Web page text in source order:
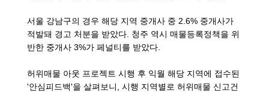
서울 강남구의 경우 해당 지역 중개사 중 2.6% 중개사가
적발돼 경고 처분을 받았다. 청주 역시 매물등록정책을 위
반한 중개사 3%가 페널티를 받았다.
허위매물 아웃 프로젝트 시행 후 익월 해당 지역에 접수된
'안심피드백'을 살펴보니, 시행 지역별로 허위매물 신고건